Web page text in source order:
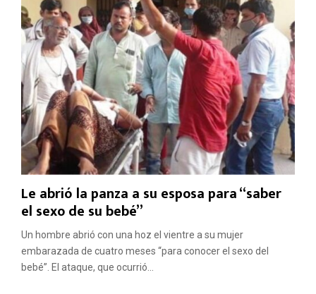
Le abrió la panza a su esposa para “saber
el sexo de su bebé”
Un hombre abrió con una hoz el vientre a su mujer
embarazada de cuatro meses “para conocer el sexo del
bebé”. El ataque, que ocurrió...